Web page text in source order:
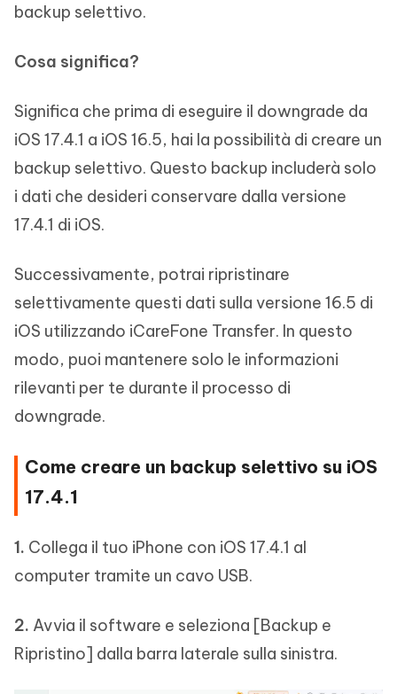
backup selettivo.
Cosa significa?
Significa che prima di eseguire il downgrade da
iOS 17.4.1 a iOS 16.5, hai la possibilità di creare un
backup selettivo. Questo backup includerà solo
i dati che desideri conservare dalla versione
17.4.1 di iOS.
Successivamente, potrai ripristinare
selettivamente questi dati sulla versione 16.5 di
iOS utilizzando iCareFone Transfer. In questo
modo, puoi mantenere solo le informazioni
rilevanti per te durante il processo di
downgrade.
Come creare un backup selettivo su iOS
17.4.1
1. Collega il tuo iPhone con iOS 17.4.1 al
computer tramite un cavo USB.
2. Avvia il software e seleziona [Backup e
Ripristino] dalla barra laterale sulla sinistra.